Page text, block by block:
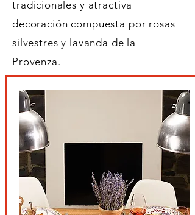
tradicionales y atractiva
decoración compuesta por rosas
silvestres y lavanda de la
Provenza.